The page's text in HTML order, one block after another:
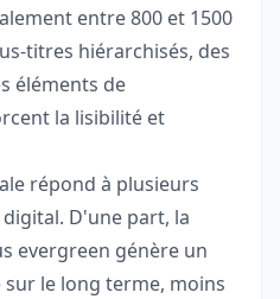
entre 800 et 1500
titres hiérarchisés, des
éléments de
la lisibilité et
répond à plusieurs
D'une part, la
evergreen génère un
le long terme, moins